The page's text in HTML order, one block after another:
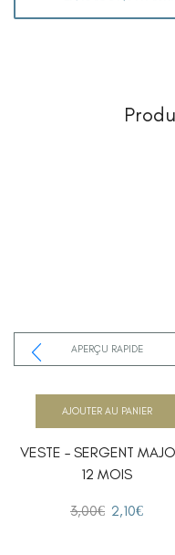
APERÇU RAPIDE
VESTE – SERGENT
12 MOIS
3,00€ 2,10€
AJOUTER AU PANIER